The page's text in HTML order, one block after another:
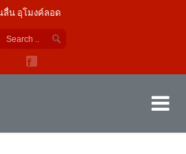
อุโมงค์ลอด